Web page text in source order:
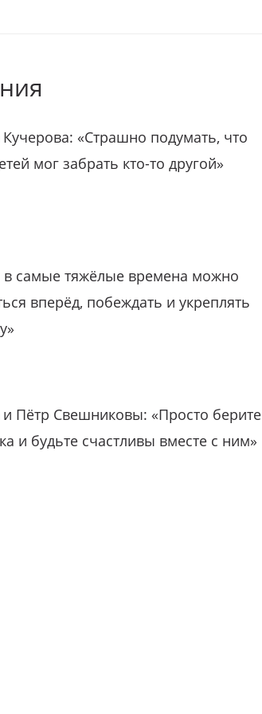
«Страшно подумать, что
мог забрать кто-то другой»
в самые тяжёлые времена можно
вперёд, побеждать и укреплять
Пётр Свешниковы: «Просто берите
и будьте счастливы вместе с ним»